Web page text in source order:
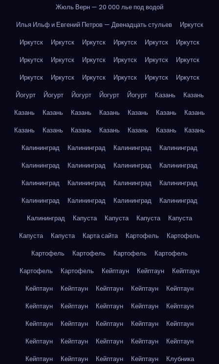
Жюль Верн — 20 000 лье под водой
Илья Ильф и Евгений Петров — Двенадцать стульев
Иркутск
Иркутск
Иркутск Иркутск Иркутск Иркутск
Иркутск
Иркутск
Иркутск Иркутск Иркутск Иркутск
Иркутск
Иркутск
Иркутск Иркутск Иркутск Иркутск
Иркутск
Йогурт
Йогурт Йогурт Йогурт Йогурт Казань
Казань
Казань
Казань Казань Казань Казань Казань
Казань
Казань
Казань Казань Казань Казань Казань
Казань
Калининград
Калининград Калининград
Калининград
Калининград
Калининград Калининград
Калининград
Калининград
Калининград Калининград
Калининград
Калининград
Калининград Калининград
Калининград
Калининград
Капуста Капуста Капуста
Капуста
Капуста
Капуста Карта сайта Картофель
Картофель
Картофель
Картофель Картофель
Картофель
Картофель
Картофель Кейптаун Кейптаун
Кейптаун
Кейптаун
Кейптаун Кейптаун Кейптаун
Кейптаун
Кейптаун
Кейптаун Кейптаун Кейптаун
Кейптаун
Кейптаун
Кейптаун Кейптаун Кейптаун
Кейптаун
Кейптаун
Кейптаун Кейптаун Кейптаун
Кейптаун
Кейптаун
Кейптаун Кейптаун Кейптаун
Клубника